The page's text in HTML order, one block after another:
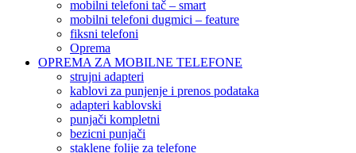
mobilni telefoni tač – smart
mobilni telefoni dugmici – feature
fiksni telefoni
Oprema
OPREMA ZA MOBILNE TELEFONE
strujni adapteri
kablovi za punjenje i prenos podataka
adapteri kablovski
punjači kompletni
bezicni punjači
staklene folije za telefone